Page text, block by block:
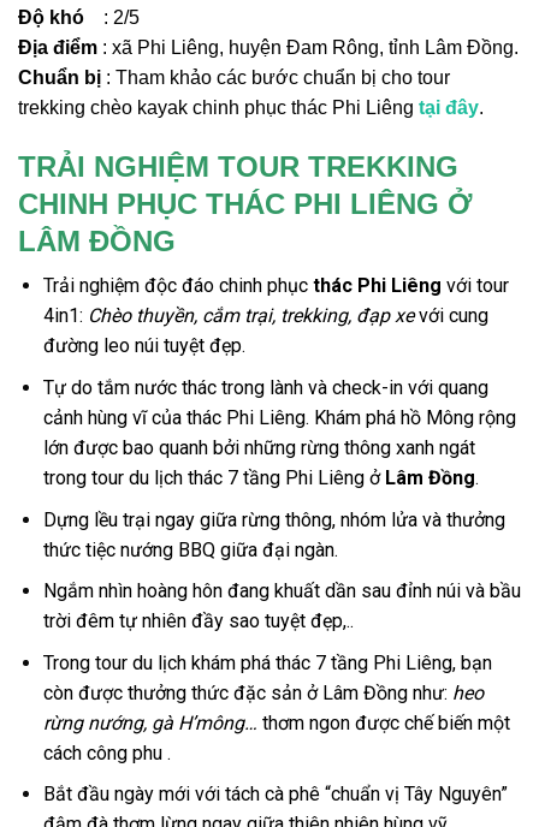
Độ khó : 2/5
Địa điểm : xã Phi Liêng, huyện Đam Rông, tỉnh Lâm Đồng.
Chuẩn bị : Tham khảo các bước chuẩn bị cho tour
trekking chèo kayak chinh phục thác Phi Liêng tại đây.
TRẢI NGHIỆM TOUR TREKKING
CHINH PHỤC THÁC PHI LIÊNG Ở
LÂM ĐỒNG
Trải nghiệm độc đáo chinh phục thác Phi Liêng với tour
4in1: Chèo thuyền, cắm trại, trekking, đạp xevới cung
đường leo núi tuyệt đẹp.
Tự do tắm nước thác trong lành và check-in với quang
cảnh hùng vĩ của thác Phi Liêng. Khám phá hồ Mông rộng
lớn được bao quanh bởi những rừng thông xanh ngát
trong tour du lịch thác 7 tầng Phi Liêng ở Lâm Đồng.
Dựng lều trại ngay giữa rừng thông, nhóm lửa và thưởng
thức tiệc nướng BBQ giữa đại ngàn.
Ngắm nhìn hoàng hôn đang khuất dần sau đỉnh núi và bầu
trời đêm tự nhiên đầy sao tuyệt đẹp,..
Trong tour du lịch khám phá thác 7 tầng Phi Liêng, bạn
còn được thưởng thức đặc sản ở Lâm Đồng như: heo
rừng nướng, gà H’mông… thơm ngon được chế biến một
cách công phu .
Bắt đầu ngày mới với tách cà phê “chuẩn vị Tây Nguyên”